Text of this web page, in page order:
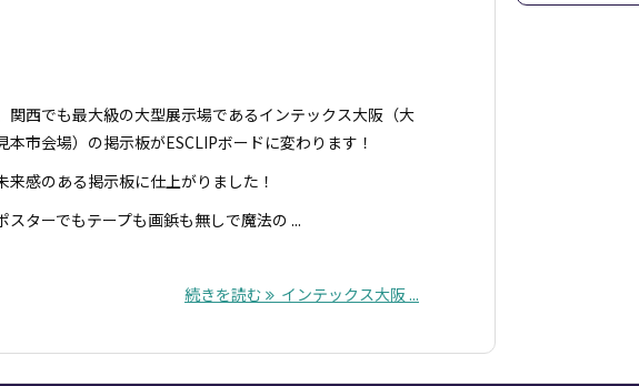
関西でも最大級の大型展示場であるインテックス大阪（大
本市会場）の掲示板がESCLIPボードに変わります！
来感のある掲示板に仕上がりました！
スターでもテープも画鋲も無しで魔法の ...
続きを読む インテックス大阪 ...